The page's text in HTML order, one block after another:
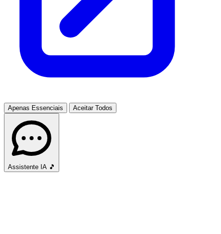
Apenas Essenciais Aceitar Todos
Assistente IA 🎵